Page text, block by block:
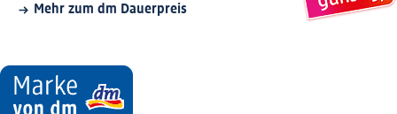
Mehr zum dm Dauerpreis